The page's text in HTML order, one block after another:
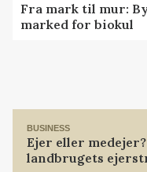
Fra mark til mur:
marked for biokul
BUSINESS
Ejer eller
landbrugets